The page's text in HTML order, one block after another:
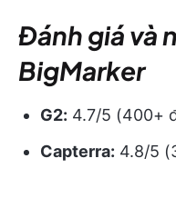
Đánh giá và
BigMarker
G2: 4.7/5 (400+
Capterra: 4.8/5